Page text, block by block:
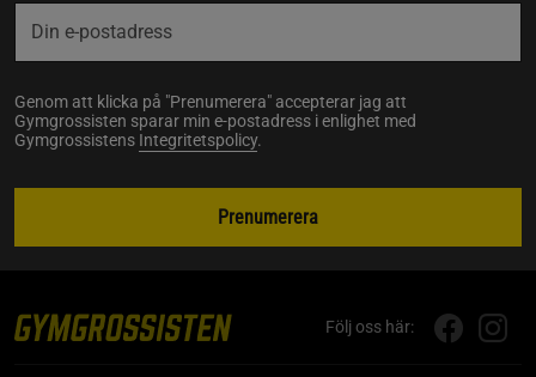
Genom att klicka på "Prenumerera" accepterar jag att
Gymgrossisten sparar min e-postadress i enlighet med
Gymgrossistens Integritetspolicy.
Prenumerera
Följ oss här: